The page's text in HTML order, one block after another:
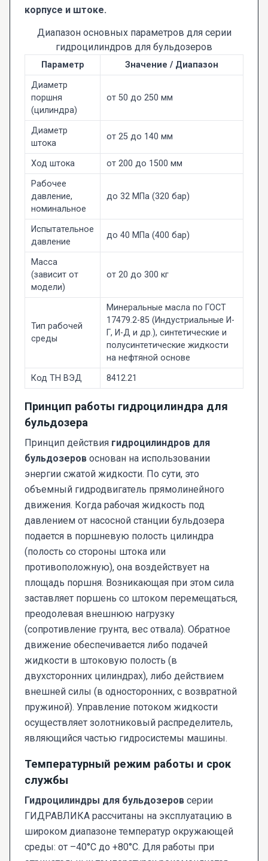
корпусе и штоке.
Диапазон основных параметров для серии
гидроцилиндров для бульдозеров
Параметр
Значение / Диапазон
Диаметр
поршня
(цилиндра)
от 50 до 250 мм
Диаметр
штока
от 25 до 140 мм
Ход штока
от 200 до 1500 мм
Рабочее
давление,
номинальное
до 32 МПа (320 бар)
Испытательное
давление
до 40 МПа (400 бар)
Масса
(зависит от
модели)
от 20 до 300 кг
Тип рабочей
среды
Минеральные масла по ГОСТ
17479.2-85 (Индустриальные И-
Г, И-Д и др.), синтетические и
полусинтетические жидкости
на нефтяной основе
Код ТН ВЭД
8412.21
Принцип работы гидроцилиндра для
бульдозера
Принцип действия гидроцилиндров для
бульдозеров основан на использовании
энергии сжатой жидкости. По сути, это
объемный гидродвигатель прямолинейного
движения. Когда рабочая жидкость под
давлением от насосной станции бульдозера
подается в поршневую полость цилиндра
(полость со стороны штока или
противоположную), она воздействует на
площадь поршня. Возникающая при этом сила
заставляет поршень со штоком перемещаться,
преодолевая внешнюю нагрузку
(сопротивление грунта, вес отвала). Обратное
движение обеспечивается либо подачей
жидкости в штоковую полость (в
двухсторонних цилиндрах), либо действием
внешней силы (в односторонних, с возвратной
пружиной). Управление потоком жидкости
осуществляет золотниковый распределитель,
являющийся частью гидросистемы машины.
Температурный режим работы и срок
службы
Гидроцилиндры для бульдозеров серии
ГИДРАВЛИКА рассчитаны на эксплуатацию в
широком диапазоне температур окружающей
среды: от –40°C до +80°C. Для работы при